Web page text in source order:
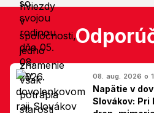
08. aug. 2026 o
Napätie v
Slovákov: Pri